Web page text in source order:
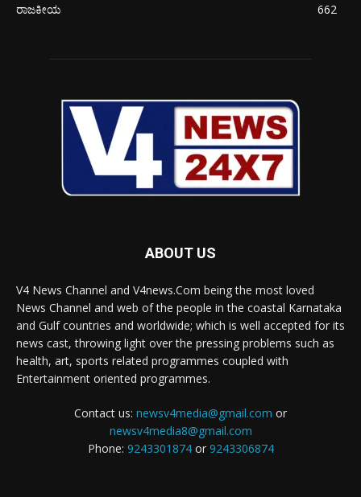
ರಾಜಕೀಯ
662
ABOUT US
V4 News Channel and V4news.Com being the most loved
News Channel and web of the people in the coastal Karnataka
and Gulf countries and worldwide; which is well accepted for its
news cast, throwing light over the pressing problems such as
health, art, sports related programmes coupled with
Entertainment oriented programmes.
Contact us: newsv4media@gmail.com or
newsv4media8@gmail.com
Phone: 9243301874or 9243306874